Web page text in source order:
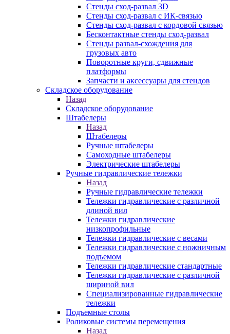
Стенды сход-развал 3D
Стенды сход-развал с ИК-связью
Стенды сход-развал с кордовой связью
Бесконтактные стенды сход-развал
Стенды развал-схождения для
грузовых авто
Поворотные круги, сдвижные
платформы
Запчасти и аксессуары для стендов
Складское оборудование
Назад
Складское оборудование
Штабелеры
Назад
Штабелеры
Ручные штабелеры
Самоходные штабелеры
Электрические штабелеры
Ручные гидравлические тележки
Назад
Ручные гидравлические тележки
Тележки гидравлические с различной
длиной вил
Тележки гидравлические
низкопрофильные
Тележки гидравлические с весами
Тележки гидравлические с ножничным
подъемом
Тележки гидравлические стандартные
Тележки гидравлические с различной
шириной вил
Специализированные гидравлические
тележки
Подъемные столы
Роликовые системы перемещения
Назад